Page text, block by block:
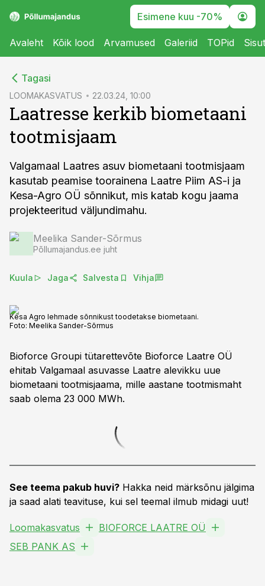
Esimene kuu -70%
Avaleht Kõik lood Arvamused Galeriid TOPid
Tagasi
LOOMAKASVATUS 22.03.24, 10:00
Laatresse kerkib biometaani
tootmisjaam
Valgamaal Laatres asuv biometaani tootmisjaam
kasutab peamise toorainena Laatre Piim AS-i ja
Kesa-Agro OÜ sõnnikut, mis katab kogu jaama
projekteeritud väljundimahu.
Meelika Sander-Sõrmus
Põllumajandus.ee juht
Kuula Jaga Salvesta Vihja
Kesa Agro lehmade sõnnikust toodetakse biometaani.
Foto: Meelika Sander-Sõrmus
Bioforce Groupi tütarettevõte Bioforce Laatre OÜ
ehitab Valgamaal asuvasse Laatre alevikku uue
biometaani tootmisjaama, mille aastane tootmismaht
saab olema 23 000 MWh.
See teema pakub huvi? Hakka neid märksõnu jälgima
ja saad alati teavituse, kui sel teemal ilmub midagi uut!
Loomakasvatus
BIOFORCE LAATRE OÜ
SEB PANK AS